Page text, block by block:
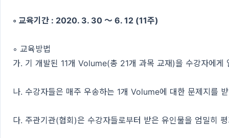
◦ 교육기간 : 2020. 3. 30 ～ 6. 12 (11주)
◦ 교육방법
가. 기 개발된 11개 Volume(총 21개 과목 교재)을 수강자에
나. 수강자들은 매주 우송하는 1개 Volume에 대한 문제지를
다. 주관기관(협회)은 수강자들로부터 받은 유인물을 엄밀히